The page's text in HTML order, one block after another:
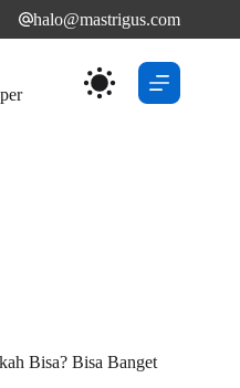
halo@mastrigus.com
Bisa? Bisa Banget